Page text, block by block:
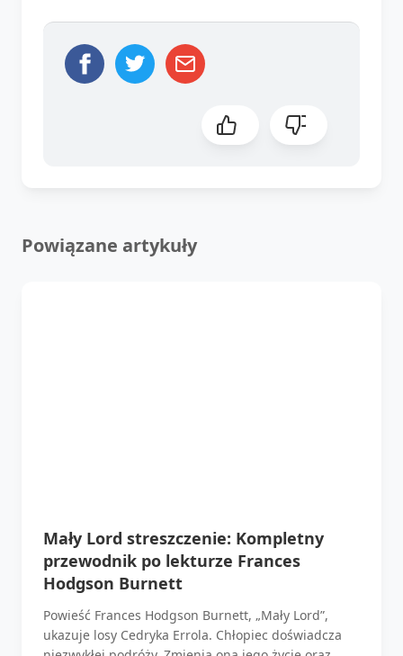
Powiązane artykuły
Mały Lord streszczenie: Kompletny
przewodnik po lekturze Frances
Hodgson Burnett
Powieść Frances Hodgson Burnett, „Mały Lord”,
ukazuje losy Cedryka Errola. Chłopiec doświadcza